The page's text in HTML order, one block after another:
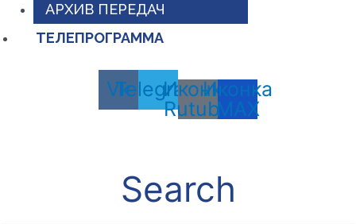
АРХИВ ПЕРЕДАЧ
ТЕЛЕПРОГРАММА
Vk
Telegram
Иконка
Rutube
Иконка
MAX
Search